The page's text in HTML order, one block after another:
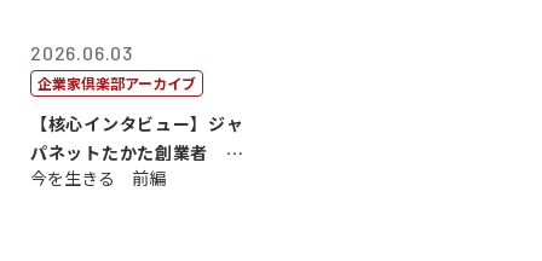
2026.06.03
企業家倶楽部アーカイブ
【核心インタビュー】ジャ
パネットたかた創業者 髙
田 明氏
今を生きる 前編